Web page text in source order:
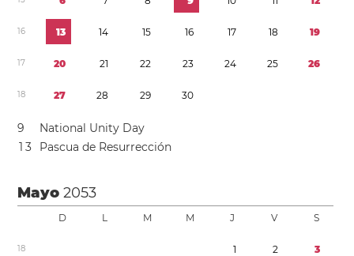
16 13 14 15 16 17 18 19
17 20 21 22 23 24 25 26
18 27 28 29 30
9
National Unity Day
1 3 Pascua de Resurrección
Mayo2053
D L M M J V S
18 1 2 3